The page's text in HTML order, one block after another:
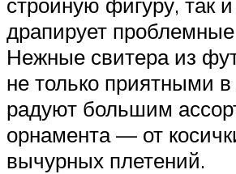
драпирует
Нежные свитера из
не только приятными в
радуют большим
орнамента — от
вычурных плетений.